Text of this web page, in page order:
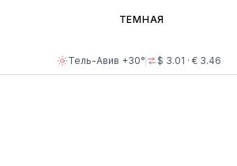
Тель-Авив +30° $ 3.01 · € 3.46
ТЕМНАЯ